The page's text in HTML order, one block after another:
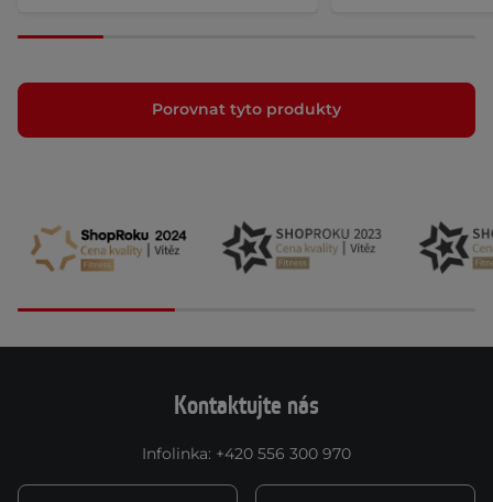
Porovnat tyto produkty
Kontaktujte nás
Infolinka: +420 556 300 970